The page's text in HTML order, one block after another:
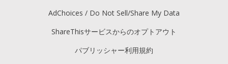
AdChoices / Do Not Sell/Share My Data
ShareThisサービスからのオプトアウト
パブリッシャー利用規約